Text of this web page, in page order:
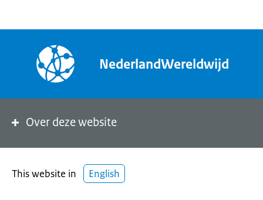
NederlandWereldwijd
Over deze website
This website in English